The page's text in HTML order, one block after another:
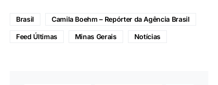
Brasil Camila Boehm – Repórter da Agência Brasil
Feed Últimas Minas Gerais Notícias